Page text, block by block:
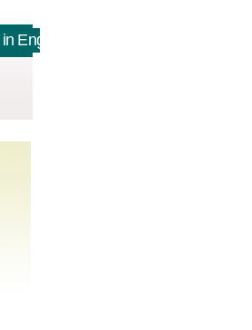
English